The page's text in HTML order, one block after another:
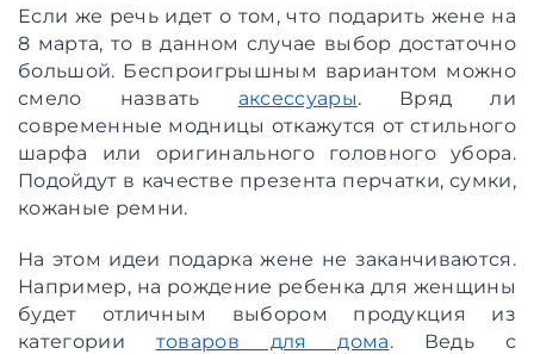
Если же речь идет о том, что подарить жене на
8 марта, то в данном случае выбор достаточно
большой. Беспроигрышным вариантом можно
смело назвать аксессуары. Вряд ли
современные модницы откажутся от стильного
шарфа или оригинального головного убора.
Подойдут в качестве презента перчатки, сумки,
кожаные ремни.
На этом идеи подарка жене не заканчиваются.
Например, на рождение ребенка для женщины
будет отличным выбором продукция из
категории товаров для дома. Ведь с